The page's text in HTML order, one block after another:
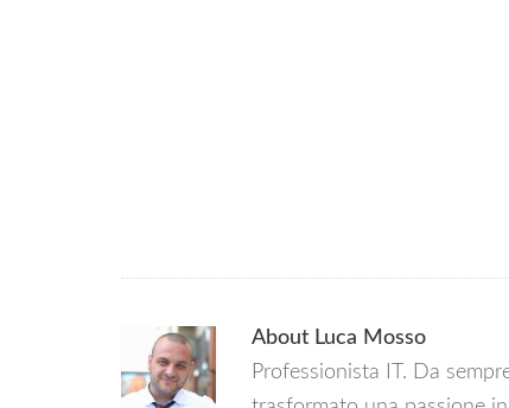
About Luca Mosso
Professionista IT. Da